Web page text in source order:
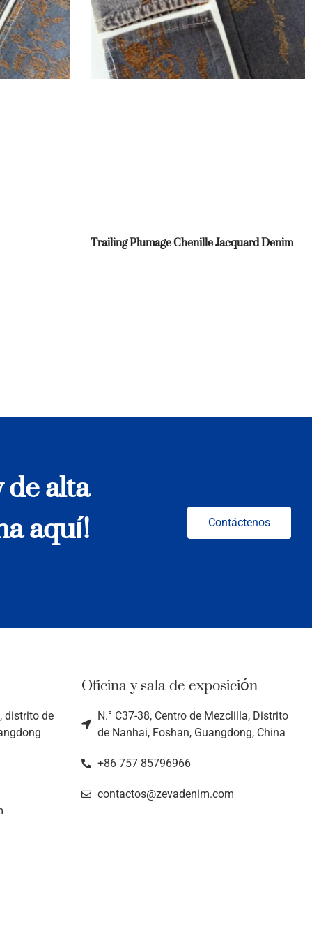
Trailing Plumage Chenille Jacquard Denim
alta
aquí! Contáctenos
distrito de
Oficina y sala de exposición
N.° C37-38, Centro de Mezclilla, Distrito
de Nanhai, Foshan, Guangdong, China
+86 757 85796966
contactos@zevadenim.com